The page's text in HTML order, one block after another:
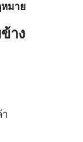
มาย
าง